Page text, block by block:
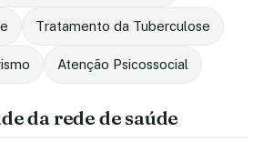
Tratamento da Tuberculose
Atenção Psicossocial
da rede de saúde